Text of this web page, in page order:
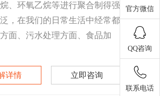
、环氧乙烷等进行聚合制得强
，在我们的日常生活中经常都
面、污水处理方面、食品加
详情 立即咨询
官方微信
QQ咨询
联系电话